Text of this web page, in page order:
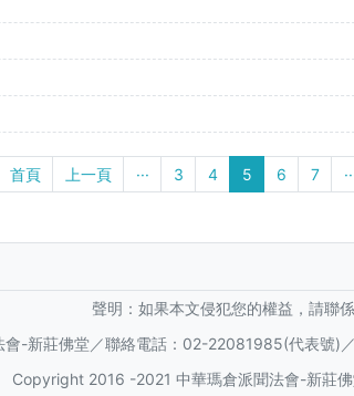
首頁 上一頁 ··· 3 4 5 6 7
聲明：如果本文侵犯您的權益，請聯
會-新莊佛堂／聯絡電話：02-22081985(代表號)
Copyright 2016 -2021 中華瑪倉派聞法會-新莊